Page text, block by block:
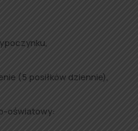
(5 posiłków dziennie),
oświatowy: